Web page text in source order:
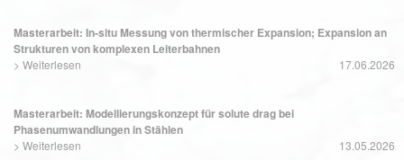
Masterarbeit: In-situ Messung von thermischer Expansion; Expansion an
Strukturen von komplexen Leiterbahnen
> Weiterlesen 17.06.2026
Masterarbeit: Modellierungskonzept für solute drag bei
Phasenumwandlungen in Stählen
> Weiterlesen 13.05.2026